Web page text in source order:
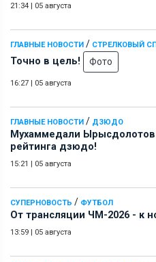
21:34 | 05 августа
ГЛАВНЫЕ НОВОСТИ / СТРЕЛКОВЫЙ
Точно в цель! Фото
16:27 | 05 августа
ГЛАВНЫЕ НОВОСТИ / ДЗЮДО
Мухаммедали
рейтинга дзюдо!
15:21 | 05 августа
СУПЕРНОВОСТЬ / ФУТБОЛ
От трансляции ЧМ-2026 - к
13:59 | 05 августа